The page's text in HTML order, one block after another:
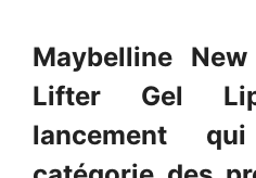
Maybelline
Lifter Gel
lancement